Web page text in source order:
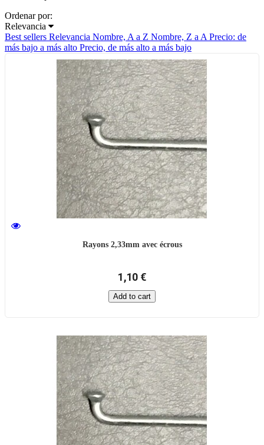
Ordenar por:
Relevancia
Best sellers Relevancia Nombre, A a Z Nombre, Z a A Precio: de
más bajo a más alto Precio, de más alto a más bajo
Rayons 2,33mm avec écrous
1,10 €
Add to cart